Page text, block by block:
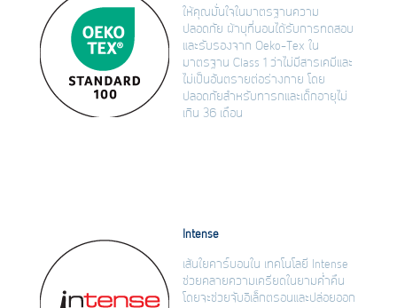
ให้คุณมั่นใจในมาตรฐานความ
ปลอดภัย ผ้าบุที่นอนได้รับการทดสอบ
และรับรองจาก Oeko-Tex ใน
มาตรฐาน Class 1 ว่าไม่มีสารเคมีและ
ไม่เป็นอันตรายต่อร่างกาย โดย
ปลอดภัยสำหรับทารกและเด็กอายุไม่
เกิน 36 เดือน
Intense
เส้นใยคาร์บอนใน เทคโนโลยี Intense
ช่วยคลายความเครียดในยามค่ำคืน
โดยจะช่วยจับอิเล็กตรอนและปล่อยออก